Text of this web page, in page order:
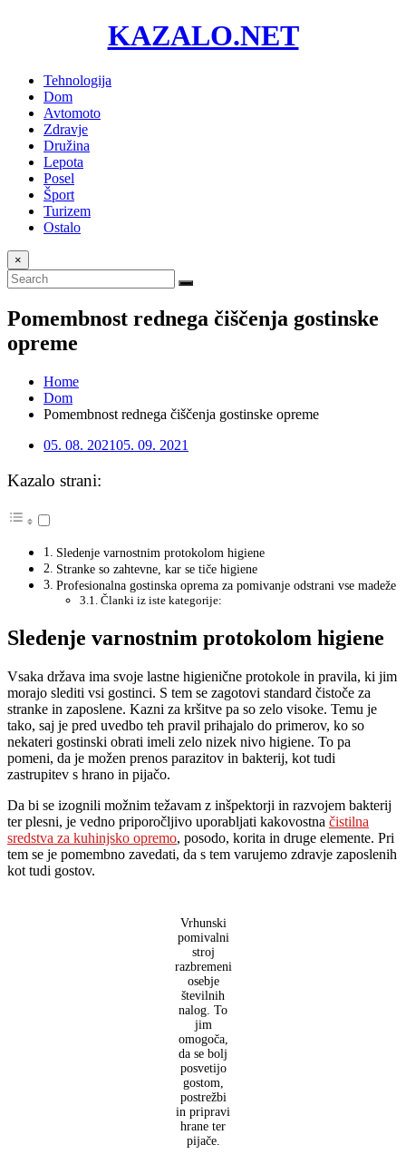
KAZALO.NET
Tehnologija
Dom
Avtomoto
Zdravje
Družina
Lepota
Posel
Šport
Turizem
Ostalo
×
Pomembnost rednega čiščenja gostinske
opreme
Home
Dom
Pomembnost rednega čiščenja gostinske opreme
05. 08. 202105. 09. 2021
Kazalo strani:
Sledenje varnostnim protokolom higiene
Stranke so zahtevne, kar se tiče higiene
Profesionalna gostinska oprema za pomivanje odstrani vse madeže
Članki iz iste kategorije:
Sledenje varnostnim protokolom higiene
Vsaka država ima svoje lastne higienične protokole in pravila, ki jim
morajo slediti vsi gostinci. S tem se zagotovi standard čistoče za
stranke in zaposlene. Kazni za kršitve pa so zelo visoke. Temu je
tako, saj je pred uvedbo teh pravil prihajalo do primerov, ko so
nekateri gostinski obrati imeli zelo nizek nivo higiene. To pa
pomeni, da je možen prenos parazitov in bakterij, kot tudi
zastrupitev s hrano in pijačo.
Da bi se izognili možnim težavam z inšpektorji in razvojem bakterij
ter plesni, je vedno priporočljivo uporabljati kakovostna čistilna
sredstva za kuhinjsko opremo, posodo, korita in druge elemente. Pri
tem se je pomembno zavedati, da s tem varujemo zdravje zaposlenih
kot tudi gostov.
Vrhunski
pomivalni
stroj
razbremeni
osebje
številnih
nalog. To
jim
omogoča,
da se bolj
posvetijo
gostom,
postrežbi
in pripravi
hrane ter
pijače.